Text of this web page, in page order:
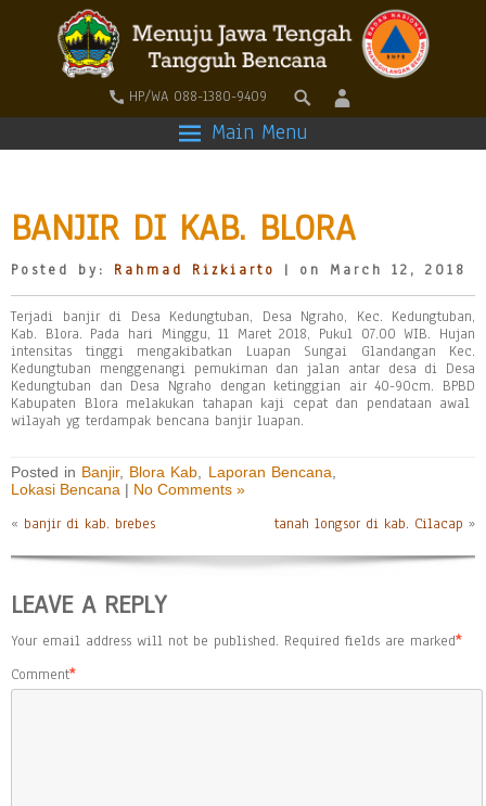
HP/WA 088-1380-9409
Main Menu
BANJIR DI KAB. BLORA
Posted by: Rahmad Rizkiarto | on March 12, 2018
Terjadi banjir di Desa Kedungtuban, Desa Ngraho, Kec. Kedungtuban,
Kab. Blora. Pada hari Minggu, 11 Maret 2018, Pukul 07.00 WIB. Hujan
intensitas tinggi mengakibatkan Luapan Sungai Glandangan Kec.
Kedungtuban menggenangi pemukiman dan jalan antar desa di Desa
Kedungtuban dan Desa Ngraho dengan ketinggian air 40-90cm. BPBD
Kabupaten Blora melakukan tahapan kaji cepat dan pendataan awal
wilayah yg terdampak bencana banjir luapan.
Posted in Banjir, Blora Kab Laporan Bencana
Lokasi Bencana | No Comments »
« banjir di kab. brebes tanah longsor di kab. Cilacap »
LEAVE A REPLY
Your email address will not be published. Required fields are marked*
Comment*